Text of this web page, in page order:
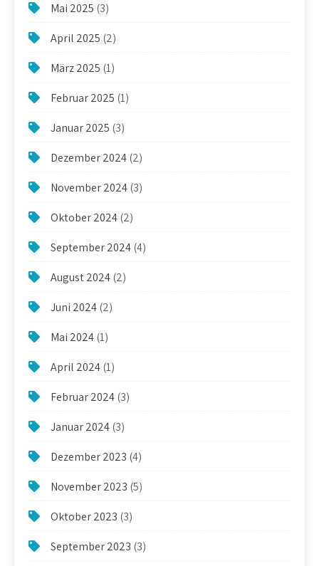
Mai 2025 (3)
April 2025 (2)
März 2025 (1)
Februar 2025 (1)
Januar 2025 (3)
Dezember 2024(2)
November 2024(3)
Oktober 2024(2)
September 2024(4)
August 2024(2)
Juni 2024(2)
Mai 2024(1)
April 2024(1)
Februar 2024(3)
Januar 2024(3)
Dezember 2023 (4)
November 2023 (5)
Oktober 2023 (3)
September 2023 (3)